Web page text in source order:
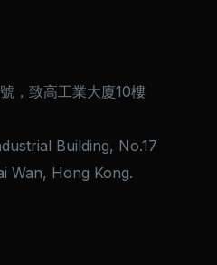
，致高工業大廈10樓
Building, No.17
Wan, Hong Kong.